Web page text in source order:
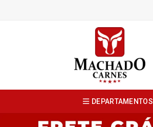
DEPARTAMENTOS